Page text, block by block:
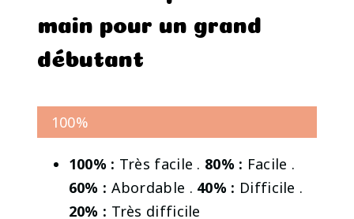
main pour un grand
débutant
100%
100% : Très facile . 80% : Facile .
60% : Abordable . 40% : Difficile .
20% : Très difficile